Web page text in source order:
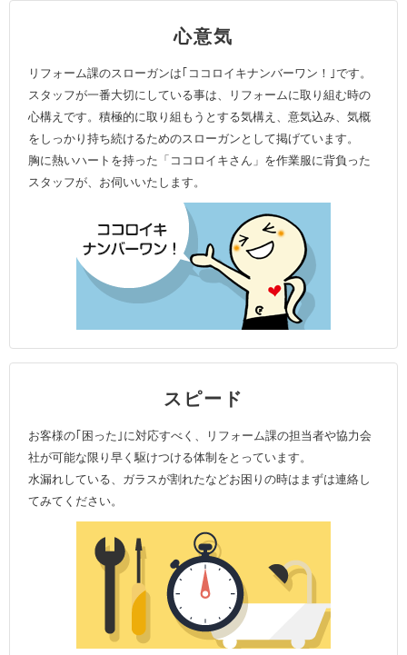
心意気
リフォーム課のスローガンは｢ココロイキナンバーワン！｣です。
スタッフが一番大切にしている事は、リフォームに取り組む時の
心構えです。積極的に取り組もうとする気構え、意気込み、気概
をしっかり持ち続けるためのスローガンとして掲げています。
胸に熱いハートを持った「ココロイキさん」を作業服に背負った
スタッフが、お伺いいたします。
スピード
お客様の｢困った｣に対応すべく、リフォーム課の担当者や協力会
社が可能な限り早く駆けつける体制をとっています。
水漏れしている、ガラスが割れたなどお困りの時はまずは連絡し
てみてください。